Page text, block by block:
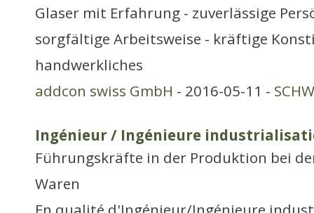
Glaser mit Erfahrung - zuverlässige
sorgfältige Arbeitsweise - kräftige
handwerkliches
addcon swiss GmbH - 2016-05-11 -
Ingénieur / Ingénieure
Führungskräfte in der Produktion bei
Waren